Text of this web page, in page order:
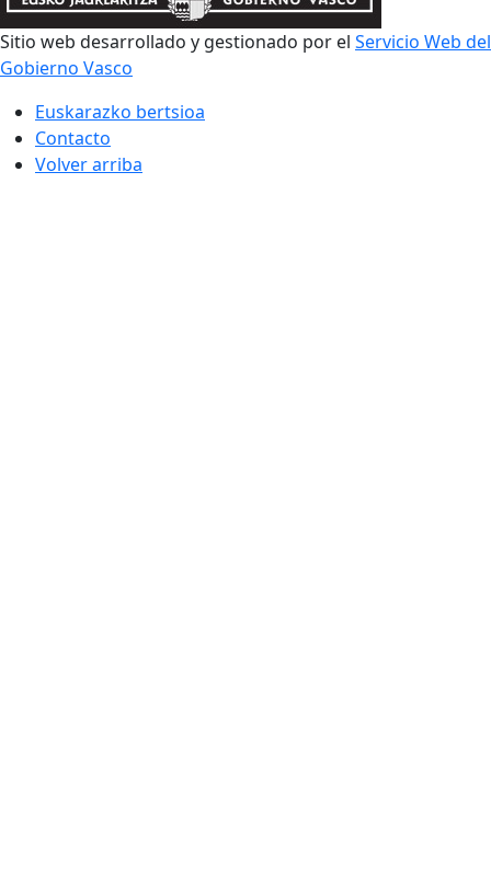
Sitio web desarrollado y gestionado por el Servicio Web del
Gobierno Vasco
Euskarazko bertsioa
Contacto
Volver arriba